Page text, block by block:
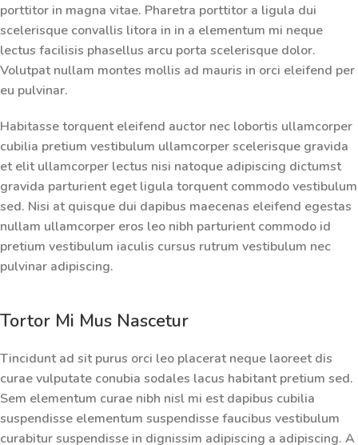
porttitor in magna vitae. Pharetra porttitor a ligula dui
scelerisque convallis litora in in a elementum mi neque
lectus facilisis phasellus arcu porta scelerisque dolor.
Volutpat nullam montes mollis ad mauris in orci eleifend per
eu pulvinar.
Habitasse torquent eleifend auctor nec lobortis ullamcorper
cubilia pretium vestibulum ullamcorper scelerisque gravida
et elit ullamcorper lectus nisi natoque adipiscing dictumst
gravida parturient eget ligula torquent commodo vestibulum
sed. Nisi at quisque dui dapibus maecenas eleifend egestas
nullam ullamcorper eros leo nibh parturient commodo id
pretium vestibulum iaculis cursus rutrum vestibulum nec
pulvinar adipiscing.
Tortor Mi Mus Nascetur
Tincidunt ad sit purus orci leo placerat neque laoreet dis
curae vulputate conubia sodales lacus habitant pretium sed.
Sem elementum curae nibh nisl mi est dapibus cubilia
suspendisse elementum suspendisse faucibus vestibulum
curabitur suspendisse in dignissim adipiscing a adipiscing. A